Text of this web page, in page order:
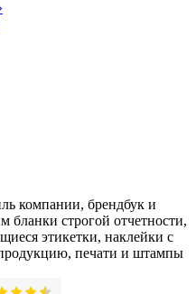
компании, брендбук и
бланки строгой отчетности,
этикетки, наклейки с
печати и штампы